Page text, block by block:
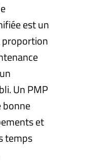
est un
proportion
Un PMP
bonne
et
temps